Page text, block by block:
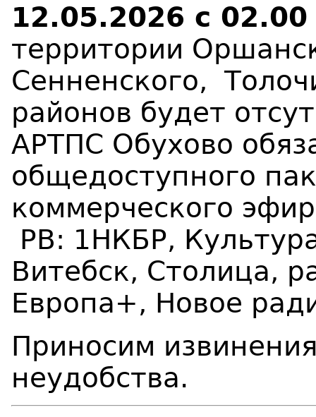
12.05.2026 с 02.0
территории
Сенненского,
районов будет
АРТПС Обухово
общедоступного
коммерческого
РВ: 1НКБР,
Витебск, Столица,
Европа+, Новое
Приносим
неудобства.